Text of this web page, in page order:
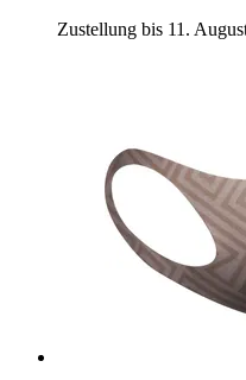
Zustellung bis 11.